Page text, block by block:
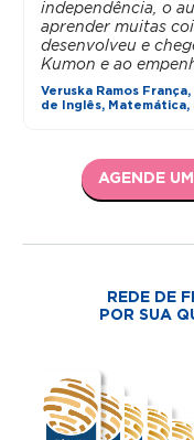
independência, o
aprender muitas
desenvolveu e
Kumon e ao
Veruska Ramos
de Inglês,
AGENDE
REDE DE
POR SUA